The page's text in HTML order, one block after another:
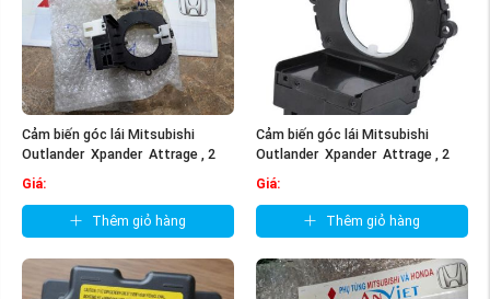
Cảm biến góc lái Mitsubishi
Outlander Xpander Attrage , 2
Giá:
Thêm giỏ hàng
Cảm biến góc lái Mitsubishi
Outlander Xpander Attrage , 2
Giá:
Thêm giỏ hàng